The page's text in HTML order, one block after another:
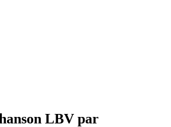
LBV par